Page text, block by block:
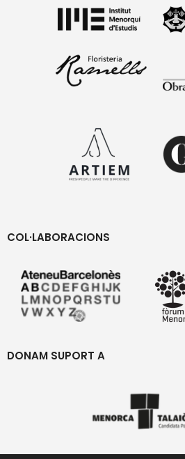
COL·LABORACIONS
DONAM SUPORT A